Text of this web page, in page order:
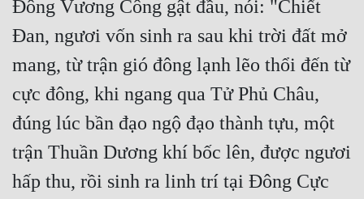
Phương Tây
Phản Phái
Quan Trường
Quân Sự
Sảng Văn
Sắc
Đông Vương Công gật đầu, nói: "Chiết
Đan, ngươi vốn sinh ra sau khi trời đất mở
mang, từ trận gió đông lạnh lẽo thổi đến từ
cực đông, khi ngang qua Tử Phủ Châu,
đúng lúc bần đạo ngộ đạo thành tựu, một
trận Thuần Dương khí bốc lên, được ngươi
hấp thu, rồi sinh ra linh trí tại Đông Cực